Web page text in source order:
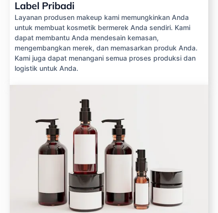
Label Pribadi
Layanan produsen makeup kami memungkinkan Anda
untuk membuat kosmetik bermerek Anda sendiri. Kami
dapat membantu Anda mendesain kemasan,
mengembangkan merek, dan memasarkan produk Anda.
Kami juga dapat menangani semua proses produksi dan
logistik untuk Anda.